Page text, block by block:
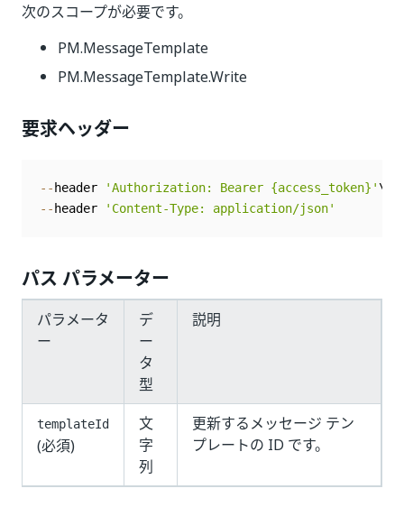
次のスコープが必要です。
PM.MessageTemplate
PM.MessageTemplate.Write
要求ヘッダー
-- header 'Authorization: Bearer {access_token}'
-- header 'Content-Type: application/json'
パス パラメーター
パラメータ
ー
デ
ー
タ
型
説明
templateId
(必須)
文
字
列
更新するメッセージ テン
プレートの ID です。